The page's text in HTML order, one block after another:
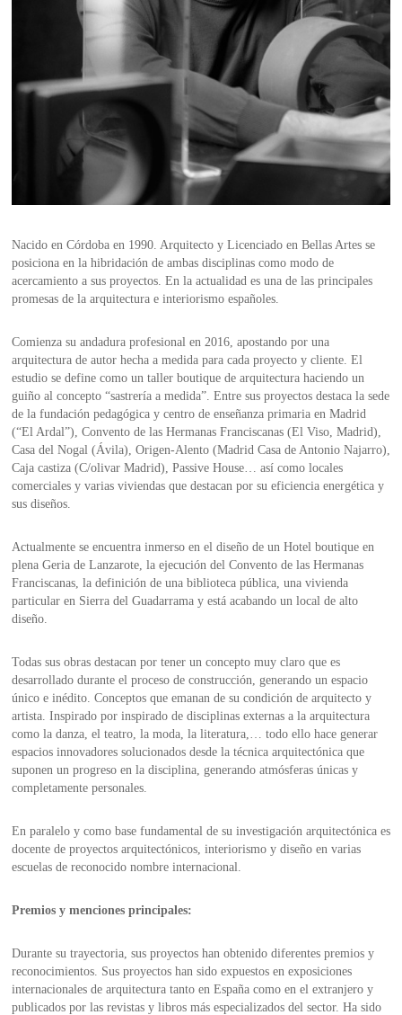
Nacido en Córdoba en 1990. Arquitecto y Licenciado en Bellas Artes se
posiciona en la hibridación de ambas disciplinas como modo de
acercamiento a sus proyectos. En la actualidad es una de las principales
promesas de la arquitectura e interiorismo españoles.
Comienza su andadura profesional en 2016, apostando por una
arquitectura de autor hecha a medida para cada proyecto y cliente. El
estudio se define como un taller boutique de arquitectura haciendo un
guiño al concepto “sastrería a medida”. Entre sus proyectos destaca la sede
de la fundación pedagógica y centro de enseñanza primaria en Madrid
(“El Ardal”), Convento de las Hermanas Franciscanas (El Viso, Madrid),
Casa del Nogal (Ávila), Origen-Alento (Madrid Casa de Antonio Najarro),
Caja castiza (C/olivar Madrid), Passive House… así como locales
comerciales y varias viviendas que destacan por su eficiencia energética y
sus diseños.
Actualmente se encuentra inmerso en el diseño de un Hotel boutique en
plena Geria de Lanzarote, la ejecución del Convento de las Hermanas
Franciscanas, la definición de una biblioteca pública, una vivienda
particular en Sierra del Guadarrama y está acabando un local de alto
diseño.
Todas sus obras destacan por tener un concepto muy claro que es
desarrollado durante el proceso de construcción, generando un espacio
único e inédito. Conceptos que emanan de su condición de arquitecto y
artista. Inspirado por inspirado de disciplinas externas a la arquitectura
como la danza, el teatro, la moda, la literatura,… todo ello hace generar
espacios innovadores solucionados desde la técnica arquitectónica que
suponen un progreso en la disciplina, generando atmósferas únicas y
completamente personales.
En paralelo y como base fundamental de su investigación arquitectónica es
docente de proyectos arquitectónicos, interiorismo y diseño en varias
escuelas de reconocido nombre internacional.
Premios y menciones principales:
Durante su trayectoria, sus proyectos han obtenido diferentes premios y
reconocimientos. Sus proyectos han sido expuestos en exposiciones
internacionales de arquitectura tanto en España como en el extranjero y
publicados por las revistas y libros más especializados del sector. Ha sido
SANITARIOS
ACCESORIOS PARA BAÑO
HERRAJES
CERÁMICA CUSTOM
LIMPIEZA Y MANTENIMIENTO
ÚNICO: ARTE Y ARTESANÍA
Duchas Exterior
Hands Free
Cocina
Complementos y sifones
Bañeras
Encimeras a medida
Smart WC
Portarrollos y escobilleros
Secamanos y dispensadores
Soportes, estantes y complementos
Pomos y tiradores
Indicadores, uñeros y condenas
Stops para puertas
REMOTO
MERCADOS
EQUIPO